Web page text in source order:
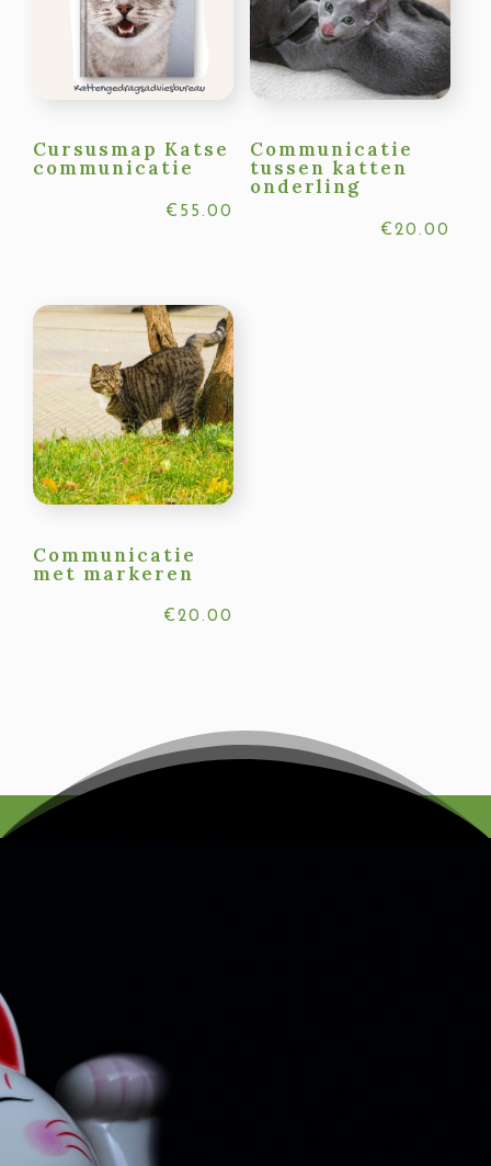
Cursusmap Katse
communicatie
€ 55.00
Communicatie
tussen katten
onderling
€ 20.00
Communicatie
met markeren
€ 20.00